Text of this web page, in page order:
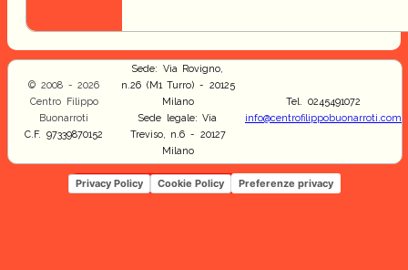
© 2008 - 2026
Centro Filippo
Buonarroti
C.F. 97339870152
Sede: Via Rovigno,
n.26 (M1 Turro) - 20125
Milano
Sede legale: Via
Treviso, n.6 - 20127
Milano
Tel. 0245491072
info@centrofilippobuonarroti.com
Privacy Policy Cookie Policy Preferenze privacy